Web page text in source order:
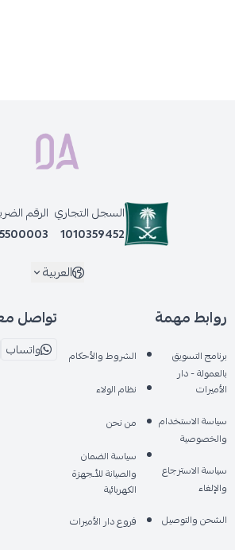
السجل التجاري
1010359452
الرقم
العربية
روابط مهمة
برنامج التسويق
بالعمولة - دار
الأميرات
سياسة الاستخدام
والخصوصية
سياسة الاسترجاع
والإلغاء
الشحن والتوصيل
الشروط والأحكام
نظام الولاء
من نحن
سياسة الضمان
والصيانة للأـجهزة
الكهربائية
فروع دار الأميرات
تواصل
واتساب